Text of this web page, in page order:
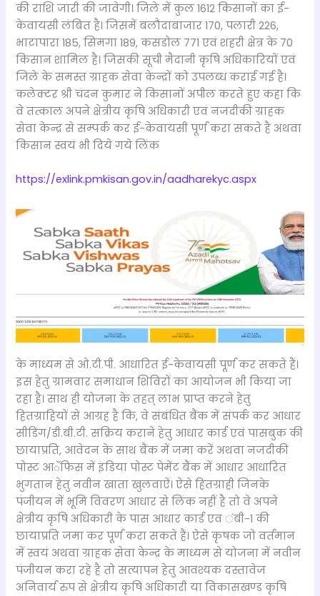
की राशि जारी की जावेगी। जिले में कुल 1612 किसानों का ई-
केवायसी लंबित है। जिसमें बलौदाबाजार 170, पलारी 226,
भाटापारा 185, सिमगा 189, कसडोल 771 एवं शहरी क्षेत्र के 70
किसान शामिल है। जिसकी सूची मैदानी कृषि अधिकारियों एवं
जिले के समस्त ग्राहक सेवा केन्द्रों को उपलब्ध कराई गई है।
कलेक्टर श्री चंदन कुमार ने किसानों अपील करते हुए कहा कि
वे तत्काल अपने क्षेत्रीय कृषि अधिकारी एवं नजदीकी ग्राहक
सेवा केन्द्र से सम्पर्क कर ई-केवायसी पूर्ण करा सकते है अथवा
किसान स्वयं भी दिये गये लिंक
https://exlink.pmkisan.gov.in/aadharekyc.aspx
के माध्यम से ओ.टी.पी. आधारित ई-केवायसी पूर्ण कर सकते हैं।
इस हेतु ग्रामवार समाधान शिविरों का आयोजन भी किया जा
रहा है। साथ ही योजना के तहत् लाभ प्राप्त करने हेतु
हितग्राहियों से आग्रह है कि, वे संबंधित बैंक में संपर्क कर आधार
सीडिंग/डी.बी.टी. सक्रिय कराने हेतु आधार कार्ड एवं पासबुक की
छायाप्रति, आवेदन के साथ बैंक में जमा करें अथवा नजदीकी
पोस्ट आॅफिस में इंडिया पोस्ट पेमेंट बैंक में आधार आधारित
भुगतान हेतु नवीन खाता खुलवाऐं। ऐसे हितग्राही जिनके
पंजीयन में भूमि विवरण आधार से लिंक नहीं है तो वे अपने
क्षेत्रीय कृषि अधिकारी के पास आधार कार्ड एव ंबी-1 की
छायाप्रति जमा कर पूर्ण करा सकते हैं। ऐसे कृषक जो वर्तमान
में स्वयं अथवा ग्राहक सेवा केन्द्र के माध्यम से योजना में नवीन
पंजीयन करा रहे है तो सत्यापन हेतु आवश्यक दस्तावेज
अनिवार्य रुप से क्षेत्रीय कृषि अधिकारी या विकासखण्ड कृषि